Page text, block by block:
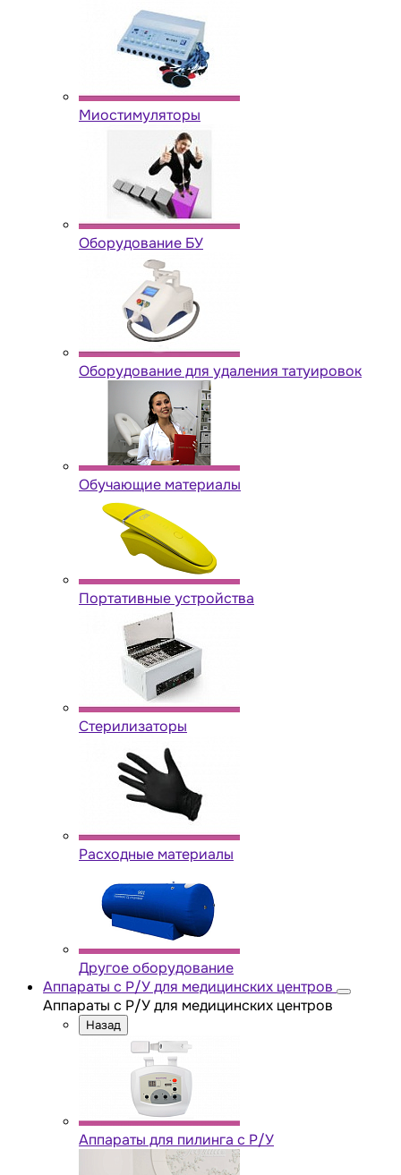
Миостимуляторы
Оборудование БУ
Оборудование для удаления татуировок
Обучающие материалы
Портативные устройства
Стерилизаторы
Расходные материалы
Другое оборудование
Аппараты с Р/У для медицинских центров
Аппараты с Р/У для медицинских центров
Назад
Аппараты для пилинга с Р/У